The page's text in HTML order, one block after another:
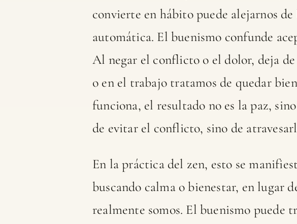
convierte en hábito puede alejarnos
automática. El buenismo confunde
Al negar el conflicto o el dolor, deja
o en el trabajo tratamos de quedar
funciona, el resultado no es la paz,
de evitar el conflicto, sino de
En la práctica del zen, esto se
buscando calma o bienestar, en lugar
realmente somos. El buenismo puede